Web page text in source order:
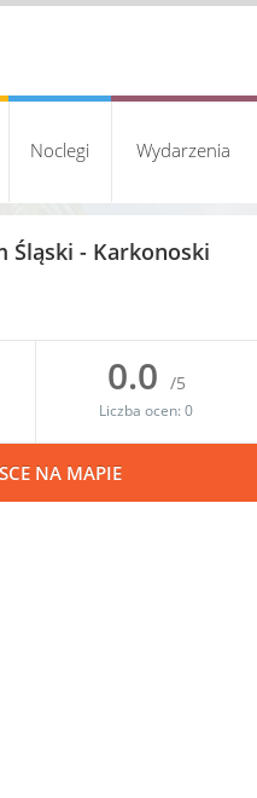
Noclegi Wydarzenia
Śląski - Karkonoski
0.0 /5
Liczba ocen:0
NA MAPIE